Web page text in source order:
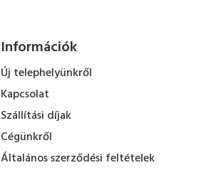
Információk
Új telephelyünkről
Kapcsolat
Szállítási díjak
Cégünkről
Általános szerződési feltételek